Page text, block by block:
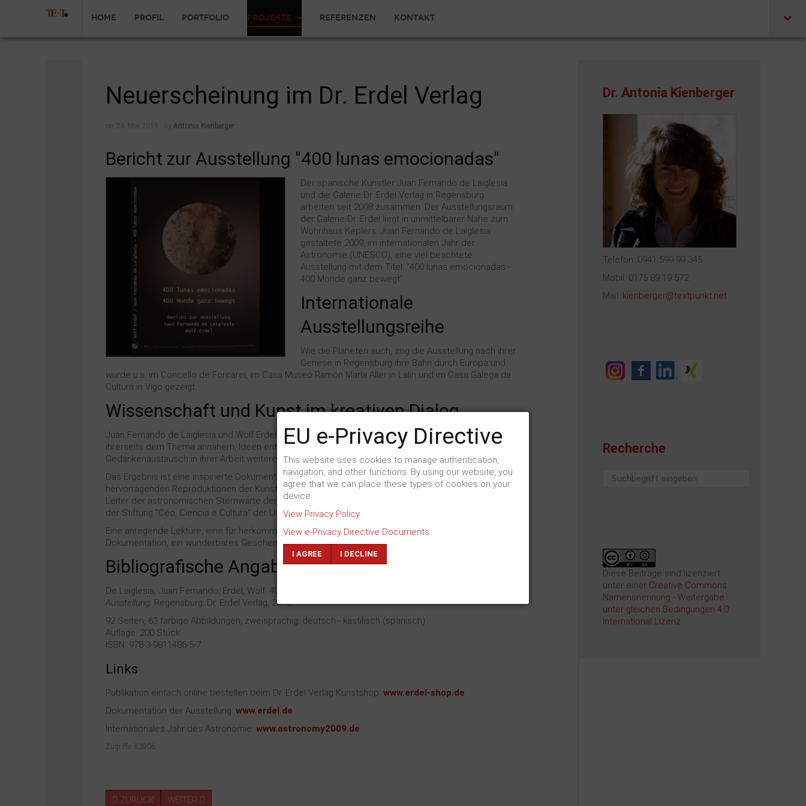
Home Profil Portfolio Projekte Referenzen Kontakt
Neuerscheinung im Dr. Erdel Verlag
Antonia Kienberger
Bericht zur Ausstellung "400 lunas emocionadas"
Der spanische Künstler Juan Fernando de Laiglesia
und die Galerie Dr. Erdel Verlag in Regensburg
arbeiten seit 2008 zusammen. Der Ausstellungsraum
der Galerie Dr. Erdel liegt in unmittelbarer Nähe zum
Wohnhaus Keplers. Juan Fernando de Laiglesia
gestaltete 2009, im internationalen Jahr der
Astronomie (UNESCO), eine viel beachtete
Ausstellung mit dem Titel: "400 lunas emocionadas -
400 Monde ganz bewegt".
Internationale
Ausstellungsreihe
Wie die Planeten auch, zog die Ausstellung nach ihrer
Genese in Regensburg ihre Bahn durch Europa und
wurde u.a. im Concello de Forcarei, im Casa Museo Ramón María Aller in Lalín und im Casa Galega da
Cultura in Vigo gezeigt.
Wissenschaft und Kunst im kreativen Dialog
Juan Fernando de Laiglesia und Wolf Erdel zeigen in einem luziden Briefwechsel, wie sie sich
ihrerseits dem Thema annähern, Ideen entwickeln, verwerfen, überarbeiten und sich im regen
Gedankenaustausch in ihrer Arbeit weiterentwickeln.
Das Ergebnis ist eine inspirierte Dokumentation der Entstehung der Ausstellung, gefolgt von
hervorragenden Reproduktionen der Kunstwerke und einem abschließenden Manifest, das u.a. vom
Leiter der astronomischen Sternwarte der Universität von Santiago de Compostela und der Leiterin
der Stiftung "Ceo, Ciencia e Cultura" der Univeristät Vigo unterzeichnet wurde.
Eine anregende Lektüre, eine für herkömmliche Gepflogenheiten des Kunstmarktes herausragende
Dokumentation, ein wunderbares Geschenk.
Bibliografische Angaben
De Laiglesia, Juan Fernando; Erdel, Wolf. 400 lunas emocionadas - 400 Monde ganz bewegt. Bericht zur
Ausstellung. Regensburg: Dr. Erdel Verlag, 2013.
92 Seiten, 63 farbige Abbildungen, zweisprachig: deutsch - kastilisch (spanisch)
Auflage: 200 Stück
ISBN: 978-3-9811486-5-7
Links
Publikation einfach online bestellen beim Dr. Erdel Verlag Kunstshop: www.erdel-shop.de
Dokumentation der Ausstellung: www.erdel.de
Internationales Jahr des Astronomie: www.astronomy2009.de
Zugriffe: 83906
ZURÜCK WEITER
Dr. Antonia Kienberger
Telefon: 0941 599 99 345
Mobil: 0175 89 19 572
Mail: kienberger@textpunkt.net
Recherche
Suchen
Diese Beiträge sind lizenziert
unter einer Creative Commons
Namensnennung - Weitergabe
unter gleichen Bedingungen 4.0
International Lizenz
EU e-Privacy Directive
This website uses cookies to manage authentication,
navigation, and other functions. By using our website, you
agree that we can place these types of cookies on your
device.
View Privacy Policy
View e-Privacy Directive Documents
I AGREE I DECLINE